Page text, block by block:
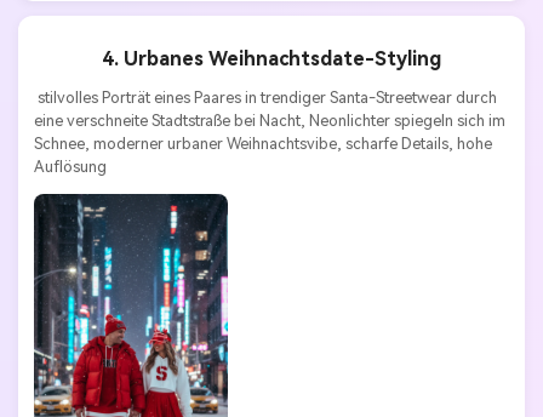
4. Urbanes Weihnachtsdate-Styling
stilvolles Porträt eines Paares in trendiger Santa-Streetwear durch
eine verschneite Stadtstraße bei Nacht, Neonlichter spiegeln sich im
Schnee, moderner urbaner Weihnachtsvibe, scharfe Details, hohe